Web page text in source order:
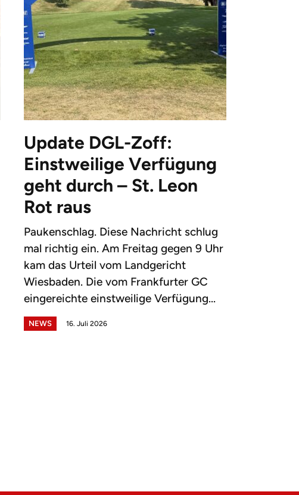
Update DGL-Zoff:
Einstweilige Verfügung
geht durch – St. Leon
Rot raus
Paukenschlag. Diese Nachricht schlug
mal richtig ein. Am Freitag gegen 9 Uhr
kam das Urteil vom Landgericht
Wiesbaden. Die vom Frankfurter GC
eingereichte einstweilige Verfügung...
NEWS 16. Juli 2026